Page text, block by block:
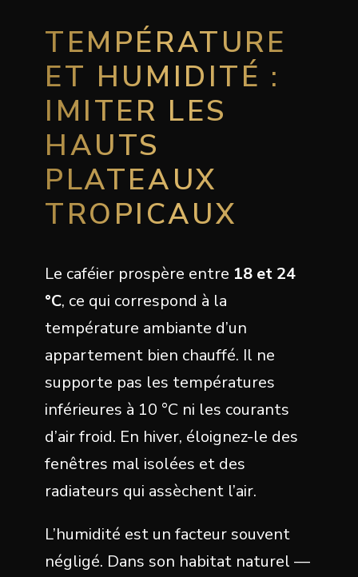
TEMPÉRATURE
ET HUMIDITÉ :
IMITER LES
HAUTS
PLATEAUX
TROPICAUX
Le caféier prospère entre 18 et 24
°C, ce qui correspond à la
température ambiante d’un
appartement bien chauffé. Il ne
supporte pas les températures
inférieures à 10 °C ni les courants
d’air froid. En hiver, éloignez-le des
fenêtres mal isolées et des
radiateurs qui assèchent l’air.
L’humidité est un facteur souvent
négligé. Dans son habitat naturel —